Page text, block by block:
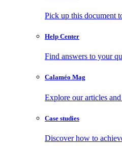
Pick up this document
Help Center
Find answers to your
Calaméo Mag
Explore our articles
Case studies
Discover how to